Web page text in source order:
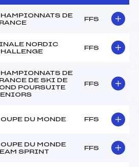
DE
FFS
NORDIC
FFS
DE
DE SKI DE
POURSUITE
FFS
DU MONDE FFS
DU MONDE
SPRINT
FFS